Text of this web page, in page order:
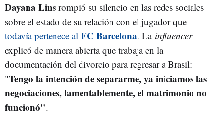
Dayana Lins rompió su silencio en las redes sociales
sobre el estado de su relación con el jugador que
todavía pertenece al FC Barcelona. La influencer
explicó de manera abierta que trabaja en la
documentación del divorcio para regresar a Brasil:
"Tengo la intención de separarme, ya iniciamos las
negociaciones, lamentablemente, el matrimonio no
funcionó".